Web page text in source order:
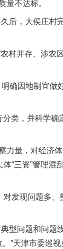
量不达标。
，大侯庄村
村并存、涉农
因地制宜做
，并科学确
量，对经济体
“三资”管理混
发现问题多、
问题和问题
”天津市委巡视